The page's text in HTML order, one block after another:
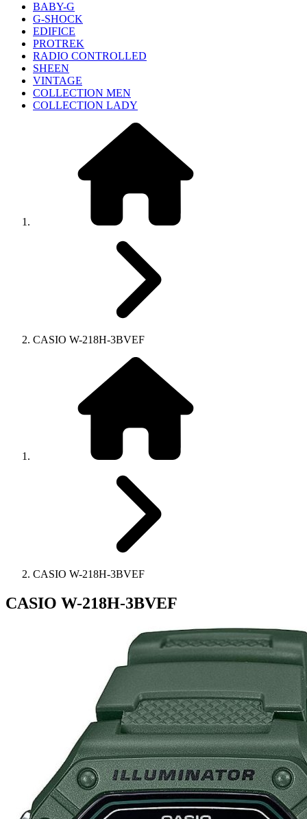
BABY-G
G-SHOCK
EDIFICE
PROTREK
RADIO CONTROLLED
SHEEN
VINTAGE
COLLECTION MEN
COLLECTION LADY
CASIO W-218H-3BVEF
CASIO W-218H-3BVEF
CASIO W-218H-3BVEF